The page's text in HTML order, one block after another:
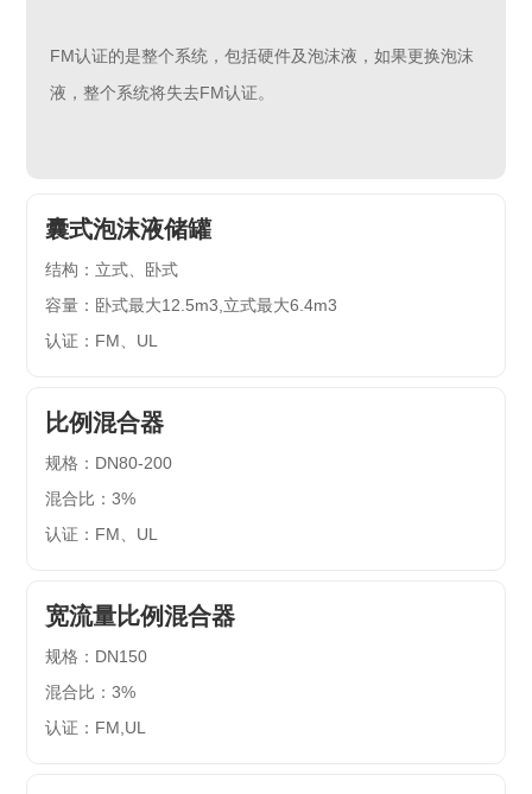
FM认证的是整个系统，包括硬件及泡沫液，如果更换泡沫
液，整个系统将失去FM认证。
囊式泡沫液储罐
结构：立式、卧式
容量：卧式最大12.5m3,立式最大6.4m3
认证：FM、UL
比例混合器
规格：DN80-200
混合比：3%
认证：FM、UL
宽流量比例混合器
规格：DN150
混合比：3%
认证：FM,UL